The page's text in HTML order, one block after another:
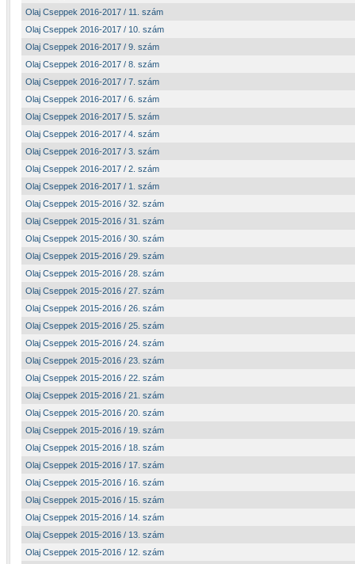
Olaj Cseppek 2016-2017 / 11. szám
Olaj Cseppek 2016-2017 / 10. szám
Olaj Cseppek 2016-2017 / 9. szám
Olaj Cseppek 2016-2017 / 8. szám
Olaj Cseppek 2016-2017 / 7. szám
Olaj Cseppek 2016-2017 / 6. szám
Olaj Cseppek 2016-2017 / 5. szám
Olaj Cseppek 2016-2017 / 4. szám
Olaj Cseppek 2016-2017 / 3. szám
Olaj Cseppek 2016-2017 / 2. szám
Olaj Cseppek 2016-2017 / 1. szám
Olaj Cseppek 2015-2016 / 32. szám
Olaj Cseppek 2015-2016 / 31. szám
Olaj Cseppek 2015-2016 / 30. szám
Olaj Cseppek 2015-2016 / 29. szám
Olaj Cseppek 2015-2016 / 28. szám
Olaj Cseppek 2015-2016 / 27. szám
Olaj Cseppek 2015-2016 / 26. szám
Olaj Cseppek 2015-2016 / 25. szám
Olaj Cseppek 2015-2016 / 24. szám
Olaj Cseppek 2015-2016 / 23. szám
Olaj Cseppek 2015-2016 / 22. szám
Olaj Cseppek 2015-2016 / 21. szám
Olaj Cseppek 2015-2016 / 20. szám
Olaj Cseppek 2015-2016 / 19. szám
Olaj Cseppek 2015-2016 / 18. szám
Olaj Cseppek 2015-2016 / 17. szám
Olaj Cseppek 2015-2016 / 16. szám
Olaj Cseppek 2015-2016 / 15. szám
Olaj Cseppek 2015-2016 / 14. szám
Olaj Cseppek 2015-2016 / 13. szám
Olaj Cseppek 2015-2016 / 12. szám